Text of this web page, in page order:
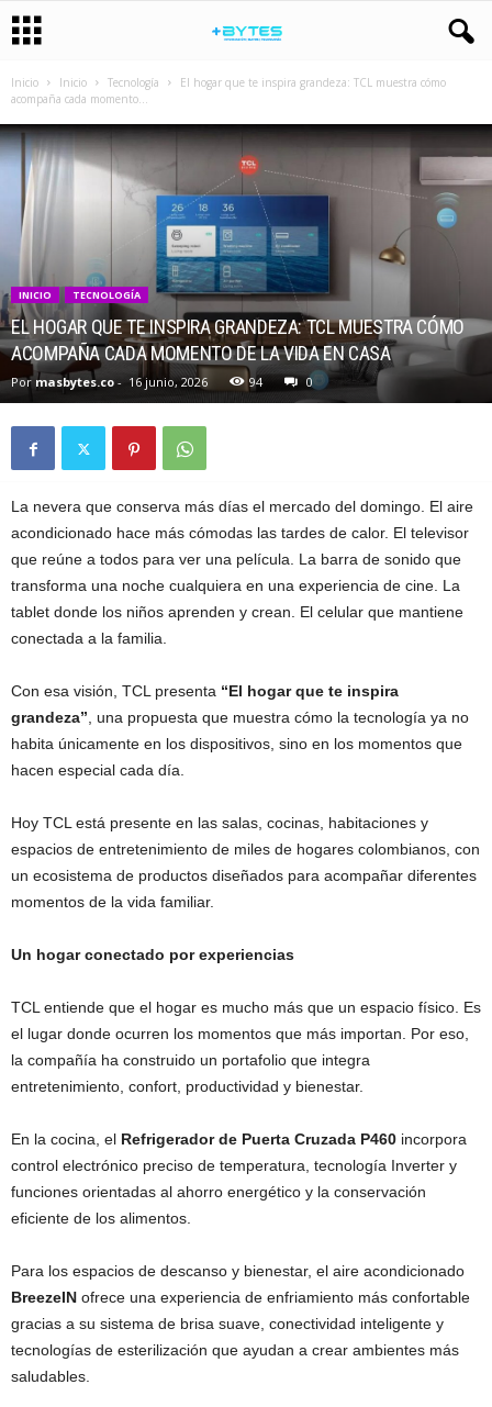
Inicio Inicio Tecnología
El hogar que te inspira grandeza: TCL muestra cómo
acompaña cada momento...
INICIO TECNOLOGÍA
EL HOGAR QUE TE INSPIRA GRANDEZA: TCL MUESTRA CÓMO
ACOMPAÑA CADA MOMENTO DE LA VIDA EN CASA
Por masbytes.co - 16 junio, 2026 94 0
La nevera que conserva más días el mercado del domingo. El aire
acondicionado hace más cómodas las tardes de calor. El televisor
que reúne a todos para ver una película. La barra de sonido que
transforma una noche cualquiera en una experiencia de cine. La
tablet donde los niños aprenden y crean. El celular que mantiene
conectada a la familia.
Con esa visión, TCL presenta “El hogar que te inspira
grandeza”, una propuesta que muestra cómo la tecnología ya no
habita únicamente en los dispositivos, sino en los momentos que
hacen especial cada día.
Hoy TCL está presente en las salas, cocinas, habitaciones y
espacios de entretenimiento de miles de hogares colombianos, con
un ecosistema de productos diseñados para acompañar diferentes
momentos de la vida familiar.
Un hogar conectado por experiencias
TCL entiende que el hogar es mucho más que un espacio físico. Es
el lugar donde ocurren los momentos que más importan. Por eso,
la compañía ha construido un portafolio que integra
entretenimiento, confort, productividad y bienestar.
En la cocina, el Refrigerador de Puerta Cruzada P460 incorpora
control electrónico preciso de temperatura, tecnología Inverter y
funciones orientadas al ahorro energético y la conservación
eficiente de los alimentos.
Para los espacios de descanso y bienestar, el aire acondicionado
BreezeIN ofrece una experiencia de enfriamiento más confortable
gracias a su sistema de brisa suave, conectividad inteligente y
tecnologías de esterilización que ayudan a crear ambientes más
saludables.